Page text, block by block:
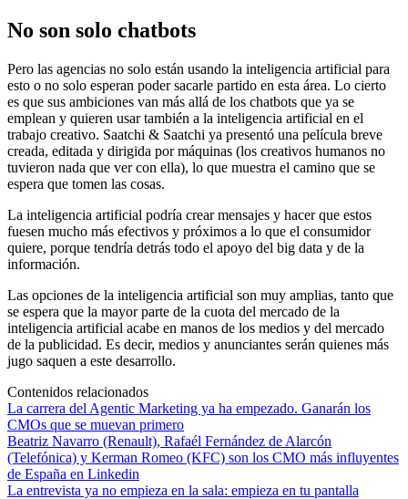
No son solo chatbots
Pero las agencias no solo están usando la inteligencia artificial para
esto o no solo esperan poder sacarle partido en esta área. Lo cierto
es que sus ambiciones van más allá de los chatbots que ya se
emplean y quieren usar también a la inteligencia artificial en el
trabajo creativo. Saatchi & Saatchi ya presentó una película breve
creada, editada y dirigida por máquinas (los creativos humanos no
tuvieron nada que ver con ella), lo que muestra el camino que se
espera que tomen las cosas.
La inteligencia artificial podría crear mensajes y hacer que estos
fuesen mucho más efectivos y próximos a lo que el consumidor
quiere, porque tendría detrás todo el apoyo del big data y de la
información.
Las opciones de la inteligencia artificial son muy amplias, tanto que
se espera que la mayor parte de la cuota del mercado de la
inteligencia artificial acabe en manos de los medios y del mercado
de la publicidad. Es decir, medios y anunciantes serán quienes más
jugo saquen a este desarrollo.
Contenidos relacionados
La carrera del Agentic Marketing ya ha empezado. Ganarán los
CMOs que se muevan primero
Beatriz Navarro (Renault), Rafaél Fernández de Alarcón
(Telefónica) y Kerman Romeo (KFC) son los CMO más influyentes
de España en Linkedin
La entrevista ya no empieza en la sala: empieza en tu pantalla